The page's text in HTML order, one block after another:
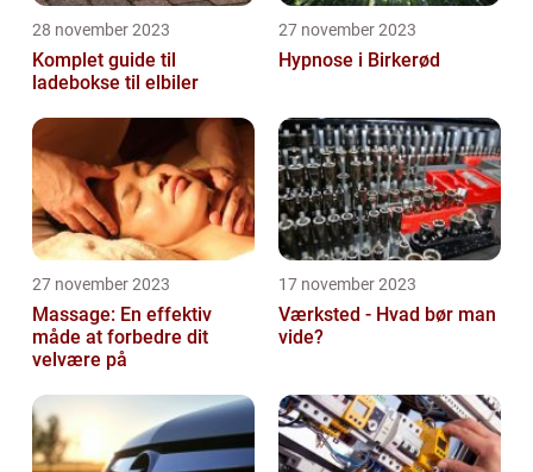
28 november 2023
Komplet guide til
ladebokse til elbiler
27 november 2023
Hypnose i Birkerød
27 november 2023
Massage: En effektiv
måde at forbedre dit
velvære på
17 november 2023
Værksted - Hvad bør man
vide?